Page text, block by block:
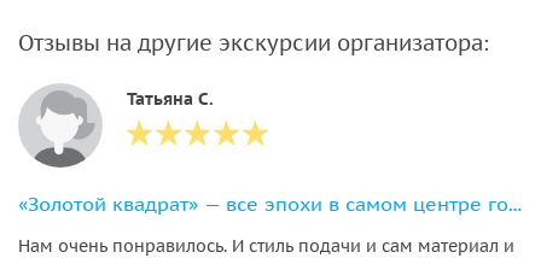
Отзывы на другие экскурсии организатора:
Татьяна С.
«Золотой квадрат» — все эпохи в самом центре города
Нам очень понравилось. И стиль подачи и сам материал и